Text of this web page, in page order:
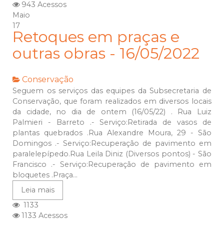
943 Acessos
Maio
17
Retoques em praças e
outras obras - 16/05/2022
Conservação
Seguem os serviços das equipes da Subsecretaria de
Conservação, que foram realizados em diversos locais
da cidade, no dia de ontem (16/05/22) . Rua Luiz
Palmieri - Barreto .- Serviço:Retirada de vasos de
plantas quebrados .Rua Alexandre Moura, 29 - São
Domingos .- Serviço:Recuperação de pavimento em
paralelepípedo.Rua Leila Diniz (Diversos pontos) - São
Francisco .- Serviço:Recuperação de pavimento em
bloquetes .Praça...
Leia mais
1133
1133 Acessos